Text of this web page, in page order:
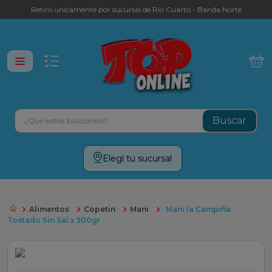
Retiro unicamente por sucursal de Rio Cuarto - Banda Norte
¿Qué estás buscando?
Elegí tu sucursal
Alimentos Copetin Mani
Mani la Campiña
Tostado Sin Sal x 500gr
Términos más buscados
galletitas